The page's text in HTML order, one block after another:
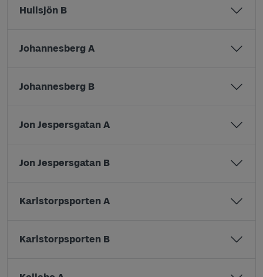
Hullsjön B
Johannesberg A
Johannesberg B
Jon Jespersgatan A
Jon Jespersgatan B
Karlstorpsporten A
Karlstorpsporten B